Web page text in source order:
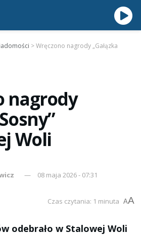
>Wręczono nagrody „Gałązka
nagrody
Woli
08 maja 2026 - 07:31
Czas czytania: 1 minuta AA
odebrało w Stalowej Woli